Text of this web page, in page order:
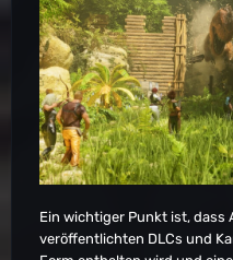
Ein wichtiger Punkt ist, dass
veröffentlichten DLCs und